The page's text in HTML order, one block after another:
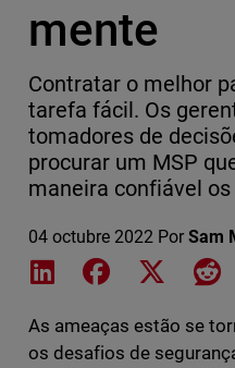
mente
Contratar o melhor
tarefa fácil. Os
tomadores de
procurar um MSP
maneira confiável
04 octubre 2022 Por Sam
Share on LinkedIn
Share onShare on
As ameaças estão se
os desafios de